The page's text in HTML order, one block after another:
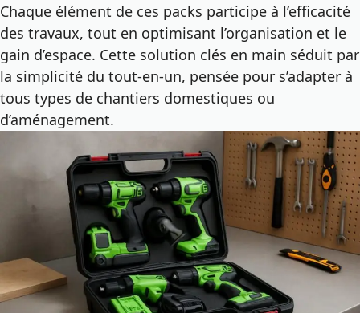
Chaque élément de ces packs participe à l’efficacité
des travaux, tout en optimisant l’organisation et le
gain d’espace. Cette solution clés en main séduit par
la simplicité du tout-en-un, pensée pour s’adapter à
tous types de chantiers domestiques ou
d’aménagement.